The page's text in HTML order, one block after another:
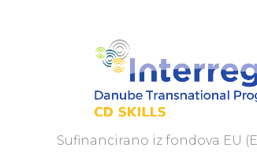
Sufinancirano iz fondova EU